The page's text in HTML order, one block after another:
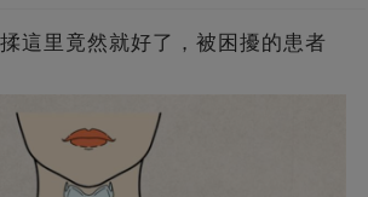
這里竟然就好了，被困擾的患者